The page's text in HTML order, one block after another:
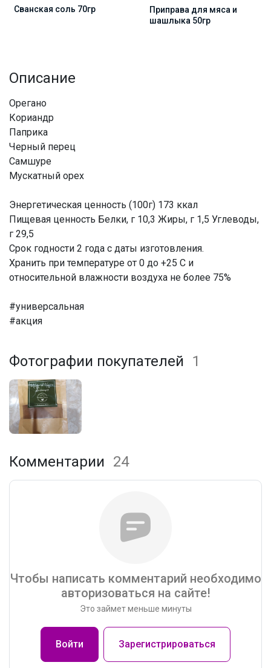
Сванская соль 70гр
Приправа для мяса и
шашлыка 50гр
Описание
Орегано
Кориандр
Паприка
Черный перец
Самшуре
Мускатный орех
Энергетическая ценность (100г) 173 ккал
Пищевая ценность Белки, г 10,3 Жиры, г 1,5 Углеводы,
г 29,5
Срок годности 2 года с даты изготовления.
Хранить при температуре от 0 до +25 С и
относительной влажности воздуха не более 75%
#универсальная
#акция
Фотографии покупателей 1
Комментарии 24
Чтобы написать комментарий необходимо
авторизоваться на сайте!
Это займет меньше минуты
Войти Зарегистрироваться